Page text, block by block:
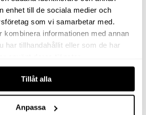
enhet till de sociala medier och
som vi samarbetar med.
kombinera informationen med annan
har tillhandahållit eller som de har
Tillåt alla
Anpassa
& Kombinationsmunstycke
dammsugare
& handtag
produkter